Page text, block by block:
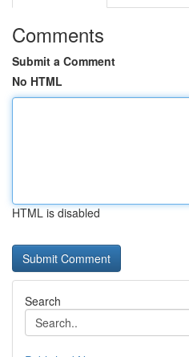
Comments
Submit a Comment
No HTML
HTML is disabled
Search